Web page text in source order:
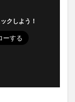
クしよう！